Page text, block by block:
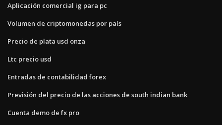
Aplicación comercial ig para pc
Volumen de criptomonedas por país
Precio de plata usd onza
Ltc precio usd
Entradas de contabilidad forex
Previsión del precio de las acciones de south indian bank
Cuenta demo de fx pro